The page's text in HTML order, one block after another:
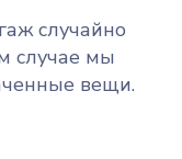
случайно
случае мы
вещи.